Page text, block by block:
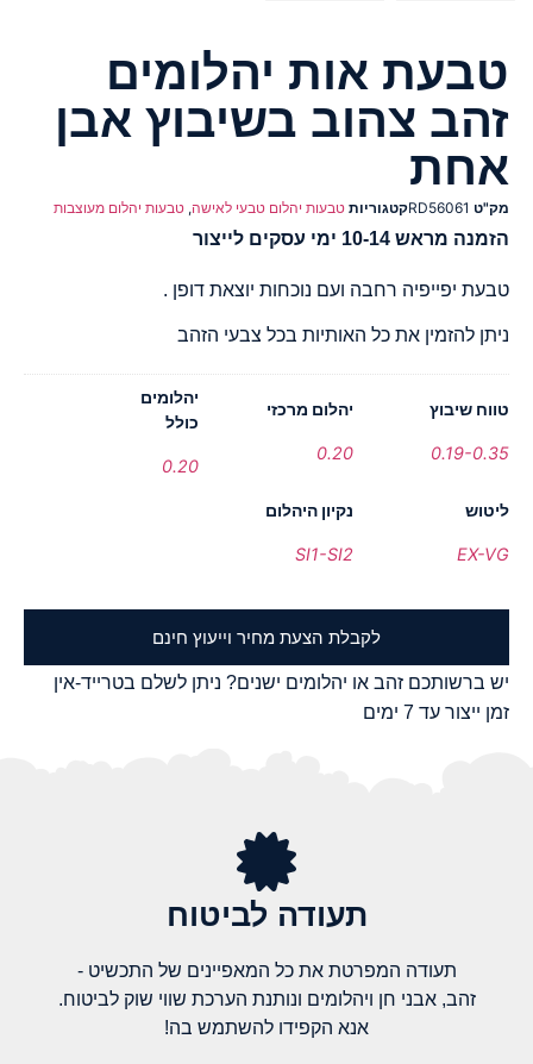
טבעת אות יהלומים
זהב צהוב בשיבוץ אבן
אחת
מק"ט RD56061קטגוריות טבעות יהלום טבעי לאישה, טבעות יהלום מעוצבות
הזמנה מראש 10-14 ימי עסקים לייצור
טבעת יפייפיה רחבה ועם נוכחות יוצאת דופן .
ניתן להזמין את כל האותיות בכל צבעי הזהב
טווח שיבוץ
0.19-0.35
יהלום מרכזי
0.20
יהלומים
כולל
0.20
ליטוש
EX-VG
נקיון היהלום
SI1-SI2
לקבלת הצעת מחיר וייעוץ חינם
יש ברשותכם זהב או יהלומים ישנים? ניתן לשלם בטרייד-אין
זמן ייצור עד 7 ימים
תעודה לביטוח
תעודה המפרטת את כל המאפיינים של התכשיט -
זהב, אבני חן ויהלומים ונותנת הערכת שווי שוק לביטוח.
אנא הקפידו להשתמש בה!